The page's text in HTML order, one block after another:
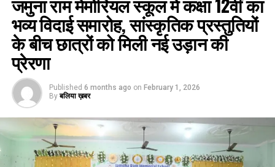
भव्य विदाई समारोह, सांस्कृतिक प्रस्तुतियों
के बीच छात्रों को मिली नई उड़ान की
प्रेरणा
Published 6 months ago on February 1, 2026
By बलिया ख़बर